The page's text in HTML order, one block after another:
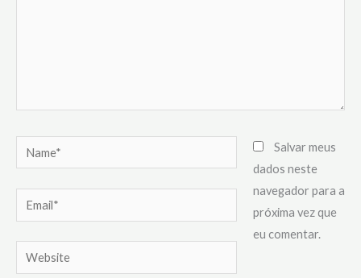
Name*
Email*
Website
Salvar meus
dados neste
navegador para a
próxima vez que
eu comentar.